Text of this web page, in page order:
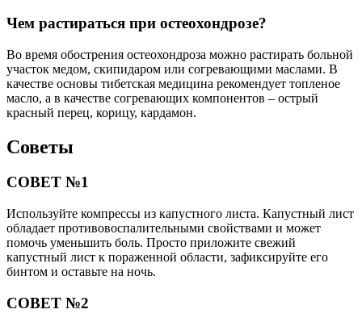
Чем растираться при остеохондрозе?
Во время обострения остеохондроза можно растирать больной
участок медом, скипидаром или согревающими маслами. В
качестве основы тибетская медицина рекомендует топленое
масло, а в качестве согревающих компонентов – острый
красный перец, корицу, кардамон.
Советы
СОВЕТ №1
Используйте компрессы из капустного листа. Капустный лист
обладает противовоспалительными свойствами и может
помочь уменьшить боль. Просто приложите свежий
капустный лист к пораженной области, зафиксируйте его
бинтом и оставьте на ночь.
СОВЕТ №2